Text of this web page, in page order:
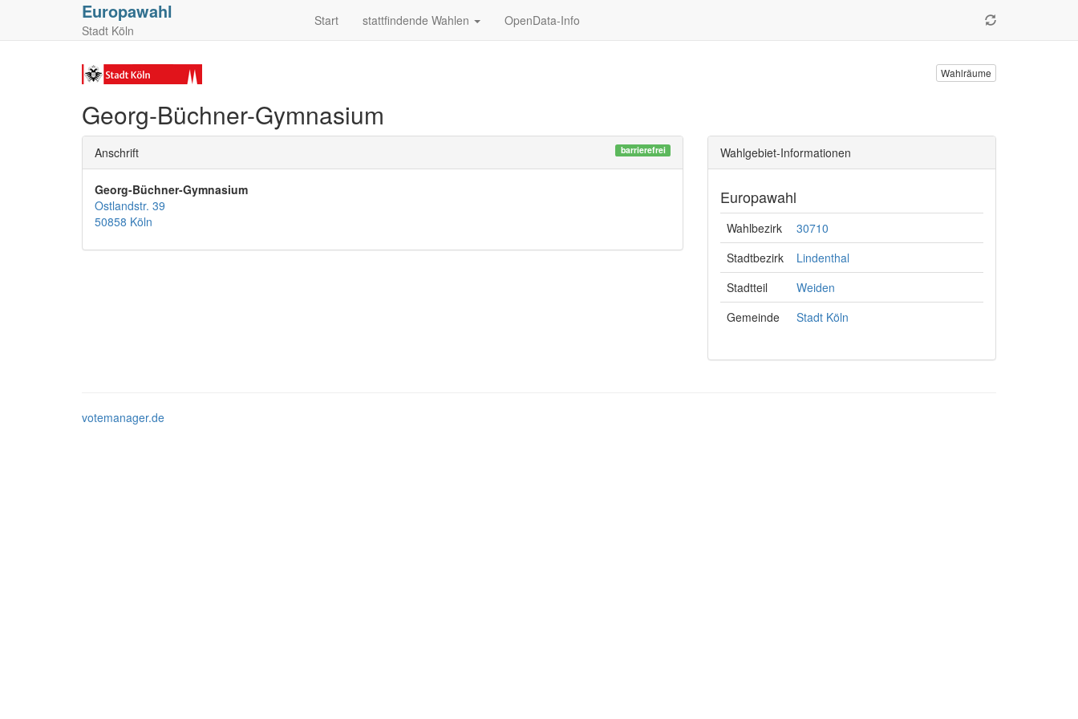
Europawahl
Stadt Köln
Start stattfindende Wahlen OpenData-Info
Wahlräume
Georg-Büchner-Gymnasium
Anschrift barrierefrei
Georg-Büchner-Gymnasium
Ostlandstr. 39
50858 Köln
Wahlgebiet-Informationen
Europawahl
Wahlbezirk
30710
Stadtbezirk
Lindenthal
Stadtteil
Weiden
Gemeinde
Stadt Köln
votemanager.de